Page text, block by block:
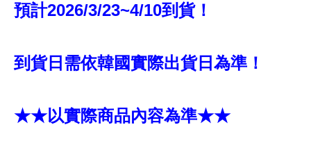
預計2026/3/23~4/10到貨！
到貨日需依韓國實際出貨日為準！
★★以實際商品內容為準★★